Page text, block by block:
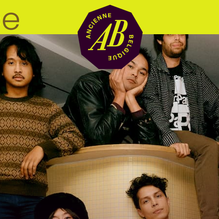
Location de
BRDCST
ABtv
Chèque-concert